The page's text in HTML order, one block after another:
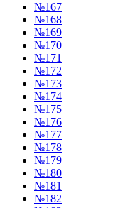
№167
№168
№169
№170
№171
№172
№173
№174
№175
№176
№177
№178
№179
№180
№181
№182